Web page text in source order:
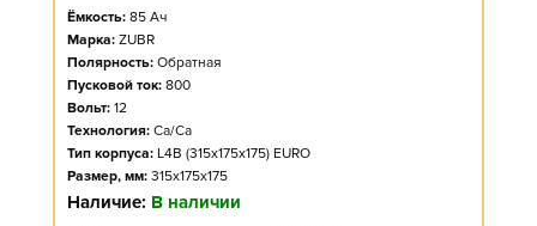
Ёмкость: 85 Ач
Марка: ZUBR
Полярность: Обратная
Пусковой ток: 800
Вольт: 12
Технология: Ca/Ca
Тип корпуса: L4B (315x175x175) EURO
Размер, мм: 315x175x175
Наличие: В наличии